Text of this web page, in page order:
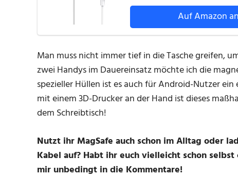
Auf Amazon
Man muss nicht immer tief in die Tasche greifen,
zwei Handys im Dauereinsatz möchte ich die
spezieller Hüllen ist es auch für Android-Nutzer
mit einem 3D-Drucker an der Hand ist dieses
dem Schreibtisch!
Nutzt ihr MagSafe auch schon im Alltag oder
Kabel auf? Habt ihr euch vielleicht schon
mir unbedingt in die Kommentare!